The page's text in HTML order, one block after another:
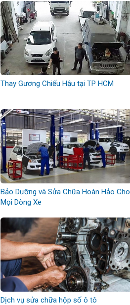
Thay Gương Chiếu Hậu tại TP HCM
Bảo Dưỡng và Sửa Chữa Hoàn Hảo Cho
Mọi Dòng Xe
Dịch vụ sửa chữa hộp số ô tô